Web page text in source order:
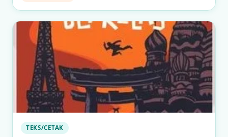
TEKS/CETAK